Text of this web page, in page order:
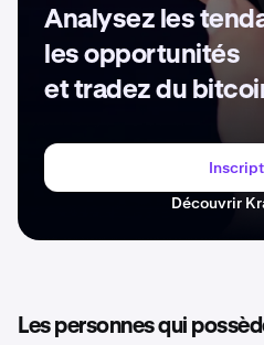
Analysez les
les opportunités
et tradez du
Découvrir
Les personnes qui